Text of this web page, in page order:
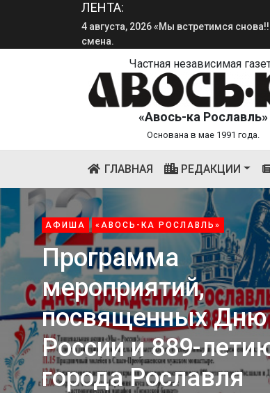
ЛЕНТА:
4 августа, 2026 «Мы встретимся
Частная независимая
«Авось-ка Рославль»
Основана в мае 1991 года.
ГЛАВНАЯ(CURRENT)РЕДАКЦИИ
АФИША «АВОСЬ-КА РОСЛАВЛЬ»
Программа
мероприятий,
посвященных Дню
России и 889-
города Рославля